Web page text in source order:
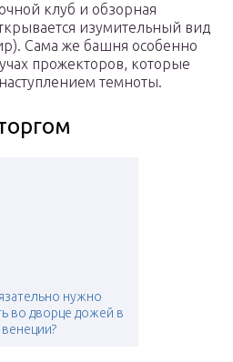
клуб и обзорная
изумительный вид
Сама же башня особенно
прожекторов, которые
темноты.
нужно
во дворце дожей в
венеции?